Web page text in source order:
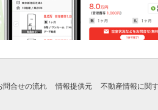
問合せの流れ 情報提供元 不動産情報に関